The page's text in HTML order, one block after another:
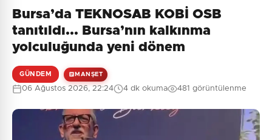
Bursa’da TEKNOSAB KOBİ OSB
tanıtıldı... Bursa’nın kalkınma
yolculuğunda yeni dönem
GÜNDEM MANŞET
06 Ağustos 2026, 22:24 4 dk okuma 481 görüntülenme